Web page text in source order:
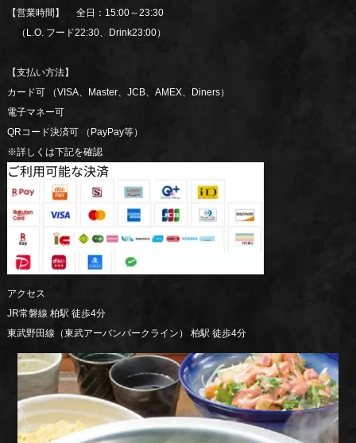
【営業時間】 全日：15:00～23:30
（L.O. フード22:30、Drink23:00）
【支払い方法】
カード可 （VISA、Master、JCB、AMEX、Diners）
電子マネー可
QRコード決済可 （PayPay等）
※詳しくは下記を確認
アクセス
JR常磐線 柏駅 徒歩4分
東武野田線（東武アーバンパークライン） 柏駅 徒歩4分